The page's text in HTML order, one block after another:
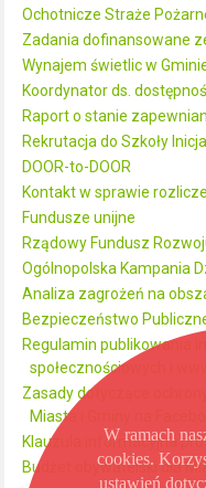
Ochotnicze Straże
Zadania dofinansowane
Wynajem świetlic w
Koordynator ds.
Raport o stanie
Rekrutacja do Szkoły
DOOR-to-DOOR
Kontakt w sprawie
Fundusze unijne
Rządowy Fundusz
Ogólnopolska Kampania
Analiza zagrożeń na
Bezpieczeństwo
Regulamin publikowania
społecznościowych i www
Zasady dotyczące
Miasta i Gminy na
Klauzula informacyjna
Budżet obywatelski dla
W ramach
cookies.
ustawień